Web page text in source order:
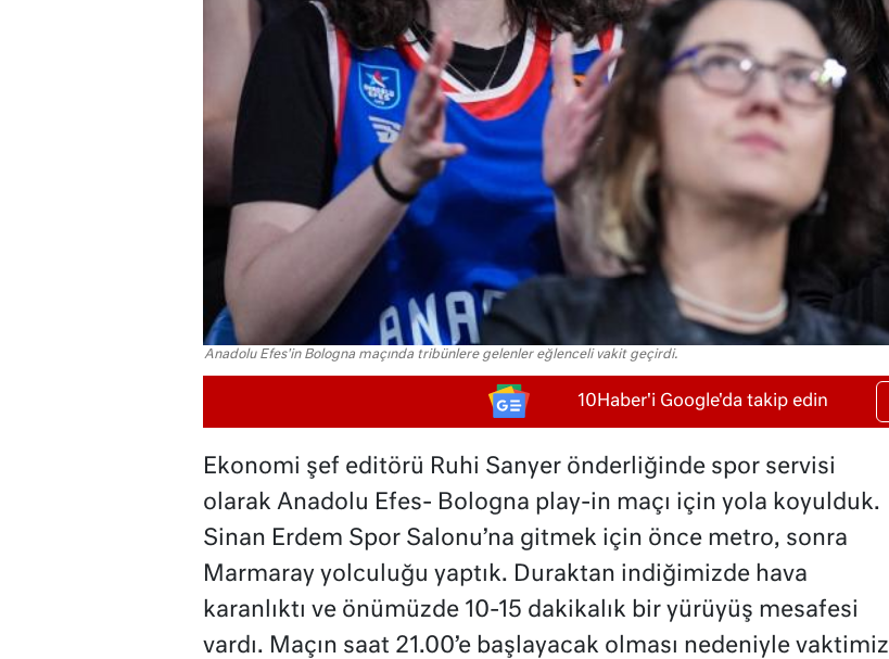
Anadolu Efes'in Bologna maçında tribünlere gelenler eğlenceli vakit geçirdi.
10Haber'i Google'da takip edin
Ekonomi şef editörü Ruhi Sanyer önderliğinde spor servisi
olarak Anadolu Efes- Bologna play-in maçı için yola koyulduk.
Sinan Erdem Spor Salonu’na gitmek için önce metro, sonra
Marmaray yolculuğu yaptık. Duraktan indiğimizde hava
karanlıktı ve önümüzde 10-15 dakikalık bir yürüyüş mesafesi
vardı. Maçın saat 21.00’e başlayacak olması nedeniyle vaktimiz